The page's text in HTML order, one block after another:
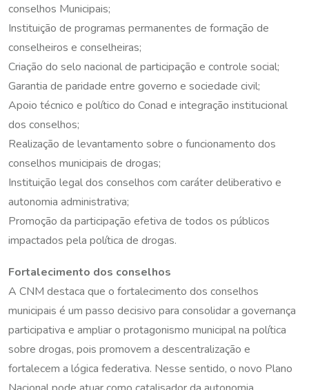
conselhos Municipais;
Instituição de programas permanentes de formação de
conselheiros e conselheiras;
Criação do selo nacional de participação e controle social;
Garantia de paridade entre governo e sociedade civil;
Apoio técnico e político do Conad e integração institucional
dos conselhos;
Realização de levantamento sobre o funcionamento dos
conselhos municipais de drogas;
Instituição legal dos conselhos com caráter deliberativo e
autonomia administrativa;
Promoção da participação efetiva de todos os públicos
impactados pela política de drogas.
Fortalecimento dos conselhos
A CNM destaca que o fortalecimento dos conselhos
municipais é um passo decisivo para consolidar a governança
participativa e ampliar o protagonismo municipal na política
sobre drogas, pois promovem a descentralização e
fortalecem a lógica federativa. Nesse sentido, o novo Plano